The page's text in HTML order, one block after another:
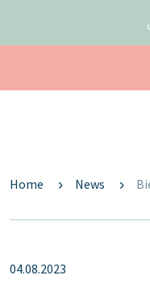
Home News
04.08.2023